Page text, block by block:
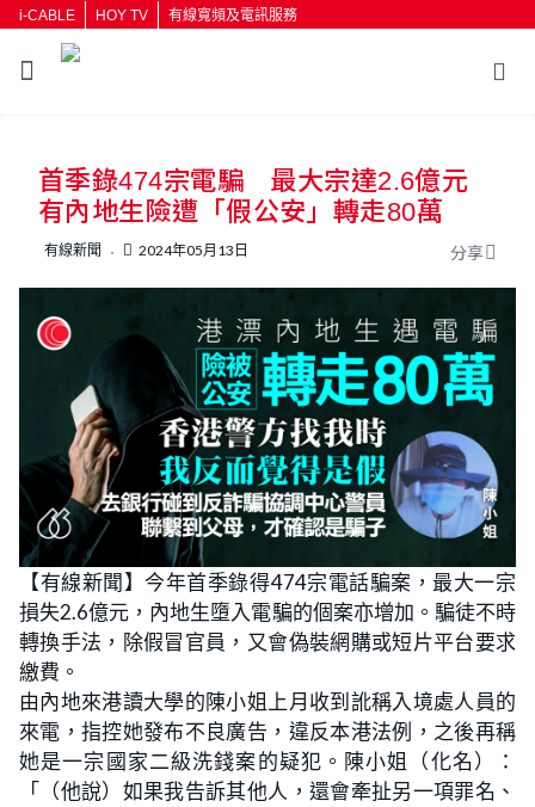
i-CABLE HOY TV 有線寬頻及電訊服務
按輸入鍵開始搜尋
首季錄474宗電騙 最大宗達2.6億元
有內地生險遭「假公安」轉走80萬
有線新聞 2024年05月13日 分享
【有線新聞】今年首季錄得474宗電話騙案，最大一宗
損失2.6億元，內地生墮入電騙的個案亦增加。騙徒不時
轉換手法，除假冒官員，又會偽裝網購或短片平台要求
繳費。
由內地來港讀大學的陳小姐上月收到訛稱入境處人員的
來電，指控她發布不良廣告，違反本港法例，之後再稱
她是一宗國家二級洗錢案的疑犯。陳小姐（化名）：
「（他說）如果我告訴其他人，還會牽扯另一項罪名、